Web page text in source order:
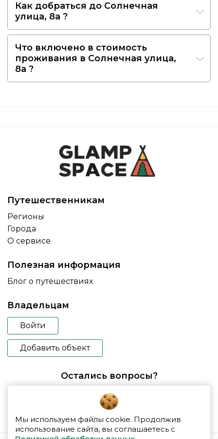
Как добраться до Солнечная
улица, 8а ?
Что включено в стоимость
проживания в Солнечная улица,
8а ?
Путешественникам
Регионы
Города
О сервисе
Полезная информация
Блог о путешествиях
Владельцам
Войти
Добавить объект
Остались вопросы?
booking@glampspace.ru
Мы используем файлы cookie. Продолжив
использование сайта, вы соглашаетесь с